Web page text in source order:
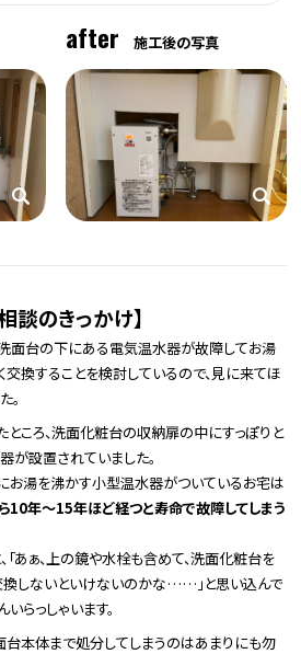
after 施工後の写真
談のきっかけ】
洗面台の下にある電気温水器が故障してお湯
交換することを検討しているので、見に来てほ
。
ところ、洗面化粧台の収納扉の中にすっぽりと
が設置されていました。
お湯を沸かす小型温水器がついているお宅は
10年〜15年ほど経つと寿命で故障してしまう
あぁ、上の鏡や水栓も含めて、洗面化粧台を
しないといけないのかな……」と思い込んで
らっしゃいます。
台本体まで処分してしまうのはあまりにも勿